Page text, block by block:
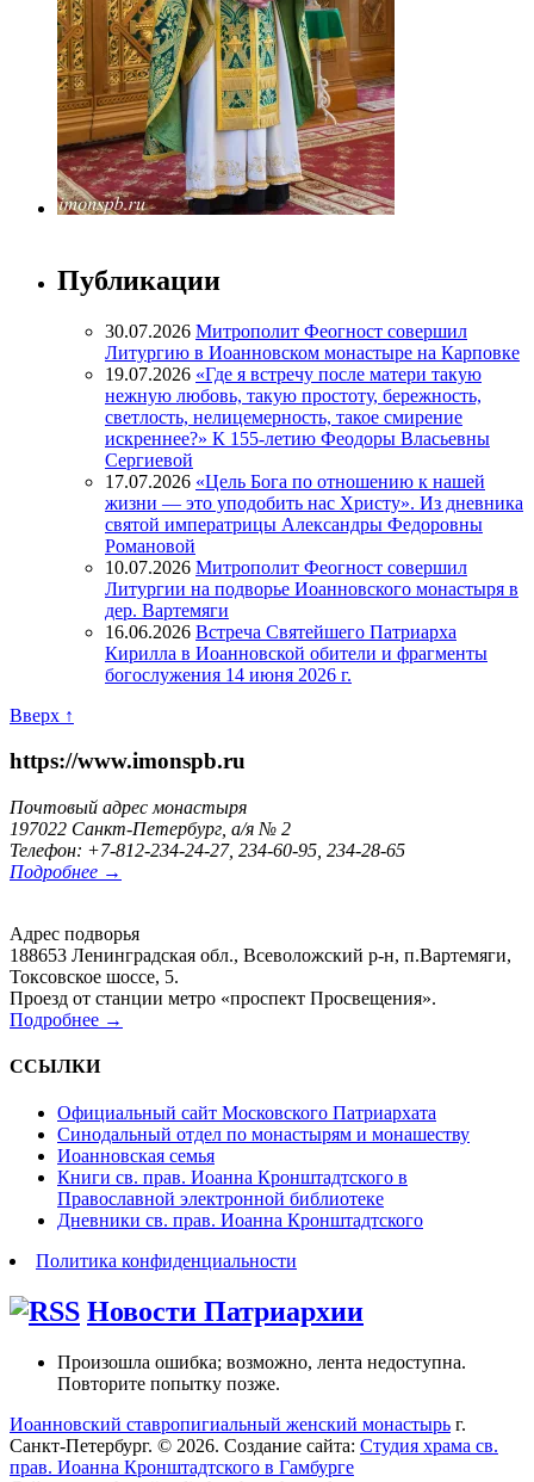
Публикации
30.07.2026 Митрополит Феогност совершил
Литургию в Иоанновском монастыре на Карповке
19.07.2026 «Где я встречу после матери такую
нежную любовь, такую простоту, бережность,
светлость, нелицемерность, такое смирение
искреннее?» К 155-летию Феодоры Власьевны
Сергиевой
17.07.2026 «Цель Бога по отношению к нашей
жизни — это уподобить нас Христу». Из дневника
святой императрицы Александры Федоровны
Романовой
10.07.2026 Митрополит Феогност совершил
Литургии на подворье Иоанновского монастыря в
дер. Вартемяги
16.06.2026 Встреча Святейшего Патриарха
Кирилла в Иоанновской обители и фрагменты
богослужения 14 июня 2026 г.
Вверх ↑
https://www.imonspb.ru
Почтовый адрес монастыря
197022 Санкт-Петербург, а/я № 2
Телефон: +7-812-234-24-27, 234-60-95, 234-28-65
Подробнее →
Адрес подворья
188653 Ленинградская обл., Всеволожский р-н, п.Вартемяги,
Токсовское шоссе, 5.
Проезд от станции метро «проспект Просвещения».
Подробнее →
ССЫЛКИ
Официальный сайт Московского Патриархата
Синодальный отдел по монастырям и монашеству
Иоанновская семья
Книги св. прав. Иоанна Кронштадтского в
Православной электронной библиотеке
Дневники св. прав. Иоанна Кронштадтского
Политика конфиденциальности
Новости Патриархии
Произошла ошибка; возможно, лента недоступна.
Повторите попытку позже.
Иоанновский ставропигиальный женский монастырь г.
Санкт-Петербург. © 2026. Создание сайта: Студия храма св.
прав. Иоанна Кронштадтского в Гамбурге